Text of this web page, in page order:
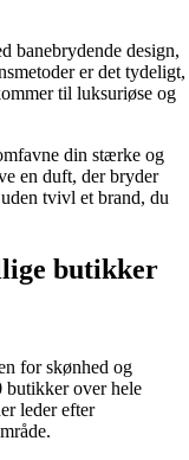
banebrydende design,
er det tydeligt,
til luksuriøse og
din stærke og
en duft, der bryder
tvivl et brand, du
butikker
for skønhed og
butikker over hele
leder efter